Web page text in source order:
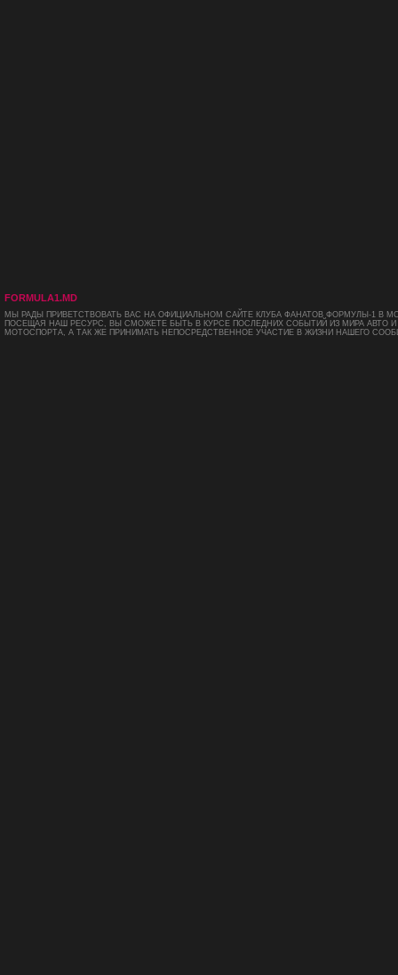
FORMULA1.MD
МЫ РАДЫ ПРИВЕТСТВОВАТЬ ВАС НА ОФИЦИАЛЬНОМ САЙТЕ КЛУБА ФАНАТОВ ФОРМУЛЫ-1 В
ПОСЕЩАЯ НАШ РЕСУРС, ВЫ СМОЖЕТЕ БЫТЬ В КУРСЕ ПОСЛЕДНИХ СОБЫТИЙ ИЗ МИРА АВТО И
МОТОСПОРТА, А ТАК ЖЕ ПРИНИМАТЬ НЕПОСРЕДСТВЕННОЕ УЧАСТИЕ В ЖИЗНИ НАШЕГО